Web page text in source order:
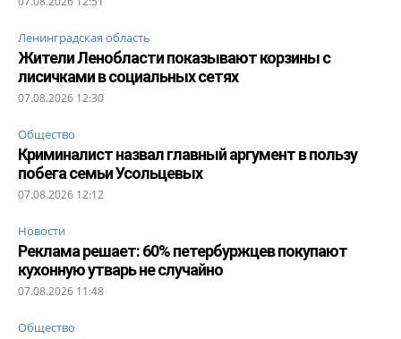
Ленинградская область
Жители Ленобласти показывают корзины с
лисичками в социальных сетях
07.08.2026 12:30
Общество
Криминалист назвал главный аргумент в пользу
побега семьи Усольцевых
07.08.2026 12:12
Новости
Реклама решает: 60% петербуржцев покупают
кухонную утварь не случайно
07.08.2026 11:48
Общество